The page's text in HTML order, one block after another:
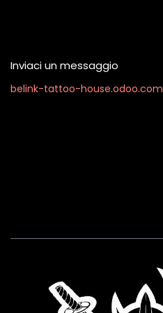
Inviaci un messaggio
belink-tattoo-house.odoo.com